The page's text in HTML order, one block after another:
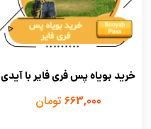
خرید بویاه پس فری فایر با آیدی
663,000 تومان